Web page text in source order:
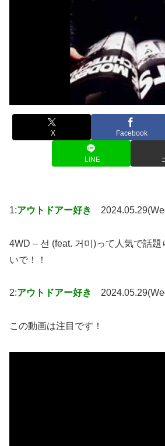
X Facebook
LINE
1:アウトドアー好き
4WD – 선 (feat. 거미)って人気で話
いで！！
2:アウトドアー好き
この動画は注目です！